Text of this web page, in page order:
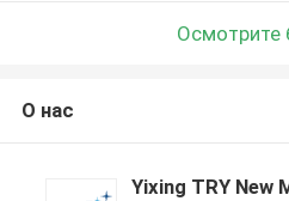
Осмотрите
О нас
Yixing TRY New